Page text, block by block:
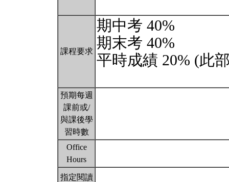
課程要求
期中考 40%
期末考 40%
平時成績 20% (此
預期每週
課前或/
與課後學
習時數
Office
Hours
指定閱讀